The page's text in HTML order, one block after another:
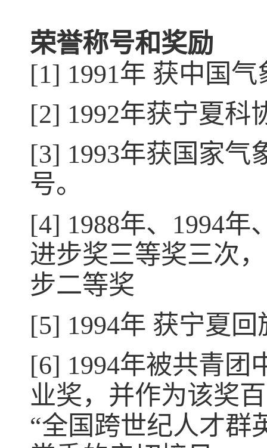
荣誉称号和奖励
[1] 1991年 获中国
[2] 1992年获宁夏科
[3] 1993年获国家气
号。
[4] 1988年、1994
进步奖三等奖三次
步二等奖
[5] 1994年 获宁夏
[6] 1994年被共青团
业奖，并作为该奖
“全国跨世纪人才群